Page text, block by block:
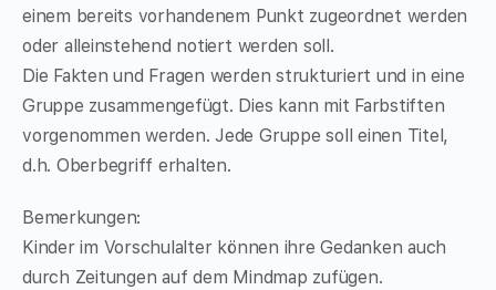
einem bereits vorhandenem Punkt zugeordnet werden
oder alleinstehend notiert werden soll.
Die Fakten und Fragen werden strukturiert und in eine
Gruppe zusammengefügt. Dies kann mit Farbstiften
vorgenommen werden. Jede Gruppe soll einen Titel,
d.h. Oberbegriff erhalten.
Bemerkungen:
Kinder im Vorschulalter können ihre Gedanken auch
durch Zeitungen auf dem Mindmap zufügen.